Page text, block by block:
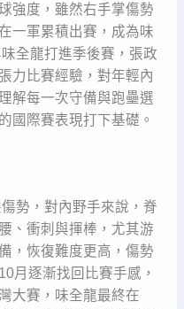
強度，雖然右手掌傷勢
一軍累積出賽，成為味
全龍打進季後賽，張政
力比賽經驗，對年輕內
解每一次守備與跑壘選
國際賽表現打下基礎。
勢，對內野手來說，脊
、衝刺與揮棒，尤其游
，恢復難度更高，傷勢
月逐漸找回比賽手感，
大賽，味全龍最終在